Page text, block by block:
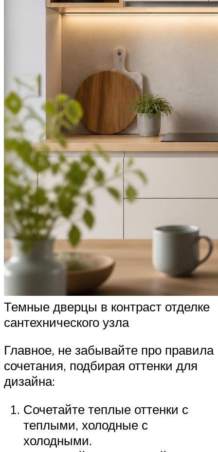
Темные дверцы в контраст отделке
сантехнического узла
Главное, не забывайте про правила
сочетания, подбирая оттенки для
дизайна:
Сочетайте теплые оттенки с
теплыми, холодные с
холодными.